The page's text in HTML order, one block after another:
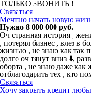
ТОЛЬКО ЗВОНИТЬ !
Связаться
Мечтаю начать новую
Нужно 8 000 000 руб.
Оч странная история ,
, потерял бизнес , влез в
жизнью , не знаю как так
долго оч тянут вниз ⬇️,
оборта , не знаю даже как
отблагодарить тех , кто
Связаться
Хочу закрыть кредит